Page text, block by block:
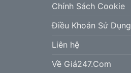
Chính Sách Cookie
Điều Khoản Sử Dụng
Liên hệ
Về Giá247.Com